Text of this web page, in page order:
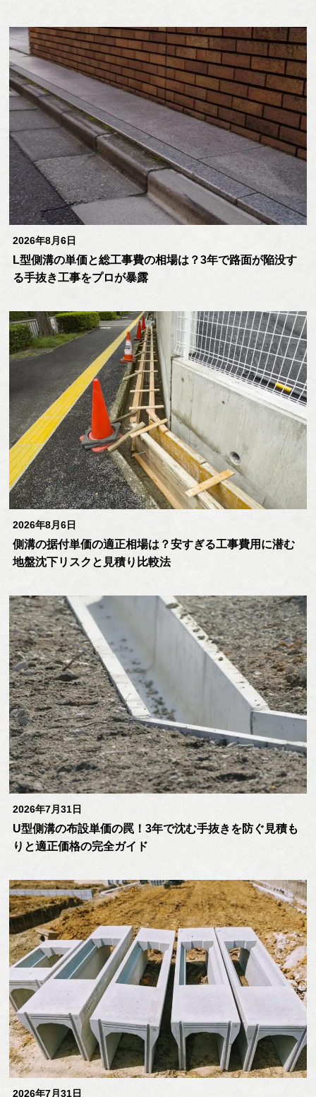
2026年8月6日
L型側溝の単価と総工事費の相場は？3年で路面が陥没す
る手抜き工事をプロが暴露
2026年8月6日
側溝の据付単価の適正相場は？安すぎる工事費用に潜む
地盤沈下リスクと見積り比較法
2026年7月31日
U型側溝の布設単価の罠！3年で沈む手抜きを防ぐ見積も
りと適正価格の完全ガイド
2026年7月31日